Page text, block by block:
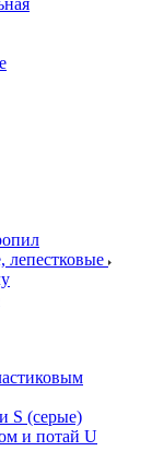
лепестковые
S (серые)
и потай U